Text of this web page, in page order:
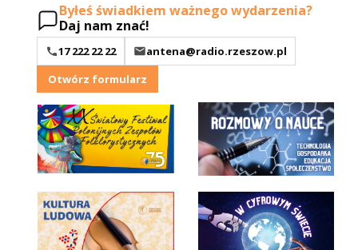
Byłeś świadkiem ważnego wydarzenia?
Daj nam znać!
17 222 22 22
antena@radio.rzeszow.pl
Otwórz formularz